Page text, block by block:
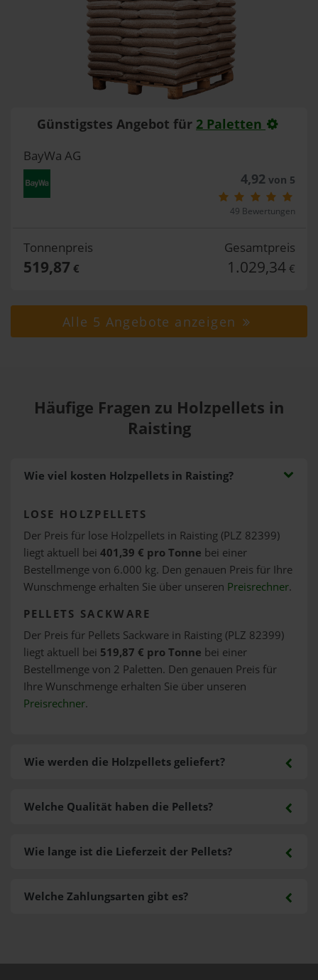
Günstigstes Angebot für 2 Paletten
BayWa AG
4,92von 5
49 Bewertungen
Tonnenpreis
519,87 €
Gesamtpreis
1.029,34 €
Alle 5 Angebote anzeigen
Häufige Fragen zu Holzpellets in
Raisting
Wie viel kosten Holzpellets in Raisting?
LOSE HOLZPELLETS
Der Preis für lose Holzpellets in Raisting (PLZ 82399)
liegt aktuell bei 401,39 € pro Tonne bei einer
Bestellmenge von 6.000 kg. Den genauen Preis für Ihre
Wunschmenge erhalten Sie über unseren Preisrechner.
PELLETS SACKWARE
Der Preis für Pellets Sackware in Raisting (PLZ 82399)
liegt aktuell bei 519,87 € pro Tonne bei einer
Bestellmenge von 2 Paletten. Den genauen Preis für
Ihre Wunschmenge erhalten Sie über unseren
Preisrechner.
Wie werden die Holzpellets geliefert?
Welche Zahlungsarten gibt es?
Welche Qualität haben die Pellets?
Wie lange ist die Lieferzeit der Pellets?